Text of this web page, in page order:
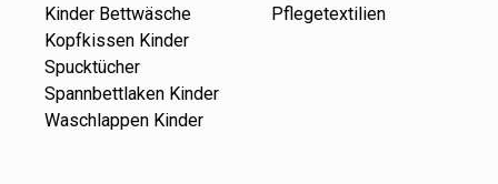
Kinder Bettwäsche
Kopfkissen Kinder
Spucktücher
Spannbettlaken Kinder
Waschlappen Kinder
Pflegetextilien